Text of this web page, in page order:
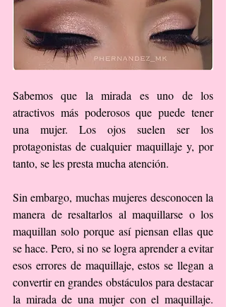
Sabemos que la mirada es uno de los
atractivos más poderosos que puede tener
una mujer. Los ojos suelen ser los
protagonistas de cualquier maquillaje y, por
tanto, se les presta mucha atención.
Sin embargo, muchas mujeres desconocen la
manera de resaltarlos al maquillarse o los
maquillan solo porque así piensan ellas que
se hace. Pero, si no se logra aprender a evitar
esos errores de maquillaje, estos se llegan a
convertir en grandes obstáculos para destacar
la mirada de una mujer con el maquillaje.